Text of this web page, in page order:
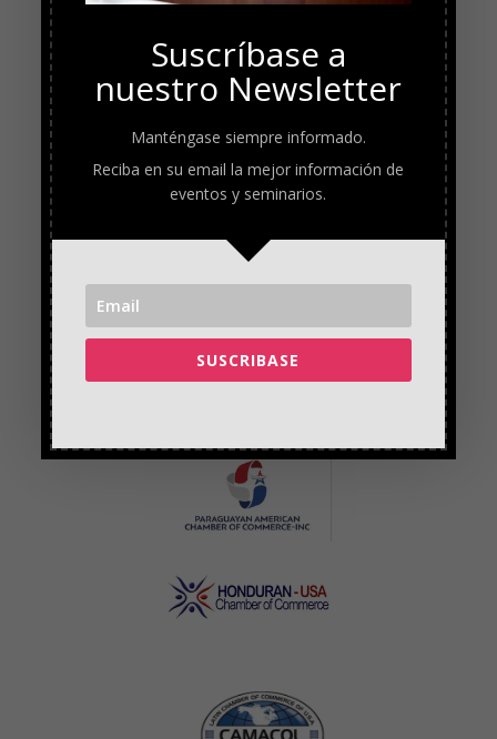
Suscríbase a
nuestro Newsletter
Manténgase siempre informado.
Reciba en su email la mejor información de
eventos y seminarios.
SUSCRIBASE